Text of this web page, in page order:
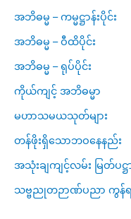
အဘိဓမ္မ – ကမ္မဋ္ဌာန်းပိုင်း
အဘိဓမ္မ – ဝီထိပိုင်း
အဘိဓမ္မ – ရုပ်ပိုင်း
ကိုယ်ကျင့် အဘိဓမ္မာ
မဟာသမယသုတ်များ
တန်ဖိုးရှိသောဘဝနေနည်း
အသုံးချကျင့်လမ်း မြတ်ပဋ္ဌ
သဗ္ဗညုတဉာဏ်ပညာ ကွန်ရ